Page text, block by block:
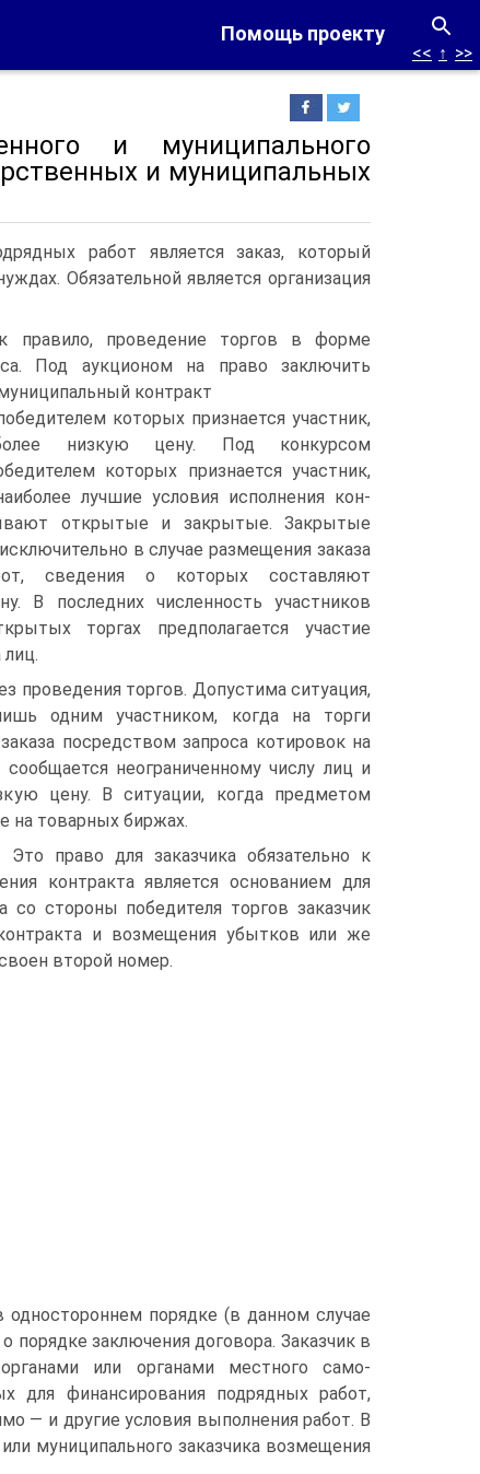
Помощь проекту
<< ↑ >>
и муниципального
и муниципальных
работ являет­ся заказ, который
Обязательной является организация
правило, проведение торгов в форме
Под аукционом на право заключить
контракт
которых признается участник,
низкую цену. Под конкурсом
которых при­знается участник,
лучшие условия исполнения кон­
открытые и закрытые. Закрытые
в случае размещения заказа
сведения о кото­рых составляют
В последних численность участников
торгах предполагается участие
лиц.
проведения торгов. Допустима ситуация,
одним участником, когда на торги
посредством запроса котировок на
неограни­ченному числу лиц и
цену. В ситуации, когда предметом
на товарных биржах.
право для заказ­чика обязательно к
контракта является основанием для
со стороны победителя торгов заказчик
и возмещения убытков или же
второй номер.
порядке (в данном случае
порядке заключения договора. Заказчик в
или органами местного само­
для финансирования подрядных работ,
— и другие условия выполнения работ. В
муниципального заказчика возмещения